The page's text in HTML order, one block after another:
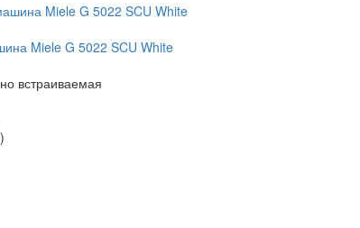
Miele G 5022 SCU White
встраиваемая